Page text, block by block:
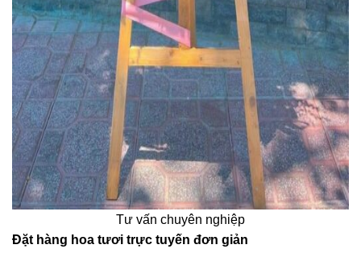
Tư vấn chuyên nghiệp
Đặt hàng hoa tươi trực tuyến đơn giản